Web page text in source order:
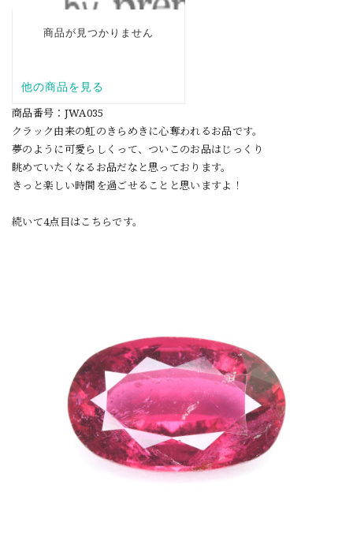
商品番号：JWA035
クラック由来の虹のきらめきに心奪われるお品です。
夢のように可愛らしくって、ついこのお品はじっくり
眺めていたくなるお品だなと思っております。
きっと楽しい時間を過ごせることと思いますよ！
続いて4点目はこちらです。